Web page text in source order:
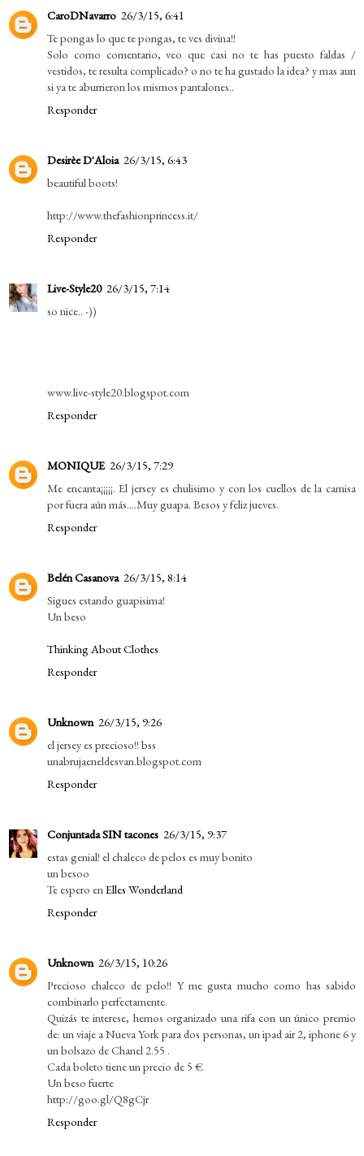
CaroDNavarro 26/3/15, 6:41
Te pongas lo que te pongas, te ves divina!!
Solo como comentario, veo que casi no te has puesto faldas /
vestidos, te resulta complicado? o no te ha gustado la idea? y mas aun
si ya te aburrieron los mismos pantalones..
Responder
Desirèe D'Aloia 26/3/15, 6:43
beautiful boots!
http://www.thefashionprincess.it/
Responder
Live-Style20 26/3/15, 7:14
so nice.. -))
www.live-style20.blogspot.com
Responder
MONIQUE 26/3/15, 7:29
Me encanta¡¡¡¡¡. El jersey es chulisimo y con los cuellos de la camisa
por fuera aún más....Muy guapa. Besos y feliz jueves.
Responder
Belén Casanova 26/3/15, 8:14
Sigues estando guapisima!
Un beso
Thinking About Clothes
Responder
Unknown 26/3/15, 9:26
el jersey es precioso!! bss
unabrujaeneldesvan.blogspot.com
Responder
Conjuntada SIN tacones 26/3/15, 9:37
estas genial! el chaleco de pelos es muy bonito
un besoo
Te espero enElles Wonderland
Responder
Unknown 26/3/15, 10:26
Precioso chaleco de pelo!! Y me gusta mucho como has sabido
combinarlo perfectamente.
Quizás te interese, hemos organizado una rifa con un único premio
de: un viaje a Nueva York para dos personas, un ipad air 2, iphone 6 y
un bolsazo de Chanel 2.55 .
Cada boleto tiene un precio de 5 €
Un beso fuerte
http://goo.gl/Q8gCjr
Responder